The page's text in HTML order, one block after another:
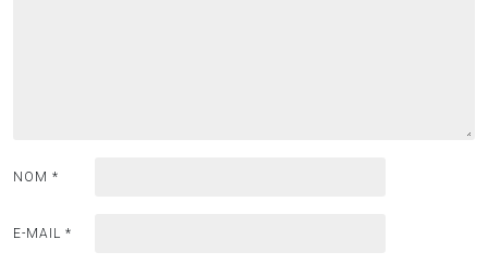
NOM *
E-MAIL *